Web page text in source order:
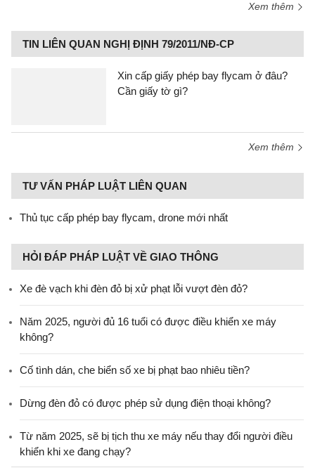
Xem thêm
TIN LIÊN QUAN NGHỊ ĐỊNH 79/2011/NĐ-CP
Xin cấp giấy phép bay flycam ở đâu?
Cần giấy tờ gì?
Xem thêm
TƯ VẤN PHÁP LUẬT LIÊN QUAN
Thủ tục cấp phép bay flycam, drone mới nhất
HỎI ĐÁP PHÁP LUẬT VỀ GIAO THÔNG
Xe đè vạch khi đèn đỏ bị xử phạt lỗi vượt đèn đỏ?
Năm 2025, người đủ 16 tuổi có được điều khiển xe máy
không?
Cố tình dán, che biển số xe bị phạt bao nhiêu tiền?
Dừng đèn đỏ có được phép sử dụng điện thoại không?
Từ năm 2025, sẽ bị tịch thu xe máy nếu thay đổi người điều
khiển khi xe đang chạy?